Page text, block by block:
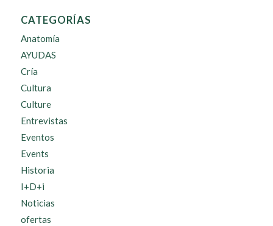
CATEGORÍAS
Anatomía
AYUDAS
Cría
Cultura
Culture
Entrevistas
Eventos
Events
Historia
I+D+i
Noticias
ofertas